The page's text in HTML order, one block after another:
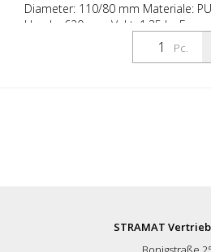
Diameter: 110/80 mm Materiale:
Høyde: 620 mm Vekt: 1,35 kg Farge:
antrasittgrå 2 retroreflekterende
RAC 2 (uten festemateriell) City-
Pc.
STRAMAT